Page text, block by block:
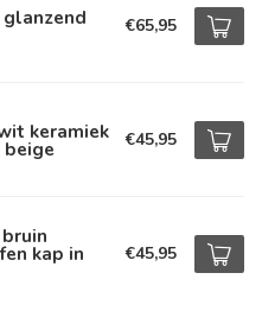
€65,95
keramiek €45,95
kap in €45,95